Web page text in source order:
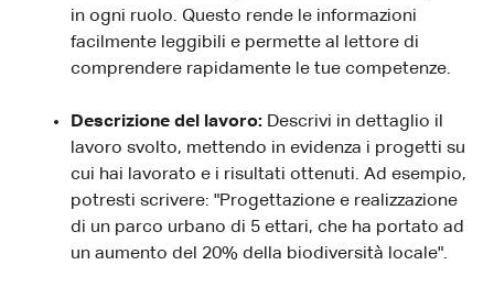
in ogni ruolo. Questo rende le informazioni
facilmente leggibili e permette al lettore di
comprendere rapidamente le tue competenze.
Descrizione del lavoro: Descrivi in dettaglio il
lavoro svolto, mettendo in evidenza i progetti su
cui hai lavorato e i risultati ottenuti. Ad esempio,
potresti scrivere: "Progettazione e realizzazione
di un parco urbano di 5 ettari, che ha portato ad
un aumento del 20% della biodiversità locale".